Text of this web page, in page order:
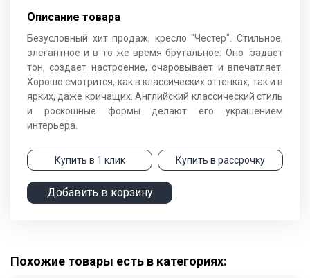
Описание товара
Безусловный хит продаж, кресло "Честер". Стильное,
элегантное и в то же время брутальное. Оно задает
тон, создает настроение, очаровывает и впечатляет.
Хорошо смотрится, как в классических оттенках, так и в
ярких, даже кричащих. Английский классический стиль
и роскошные формы делают его украшением
интерьера.
Купить в 1 клик Купить в рассрочку
Добавить в корзину
Похожие товары есть в категориях: